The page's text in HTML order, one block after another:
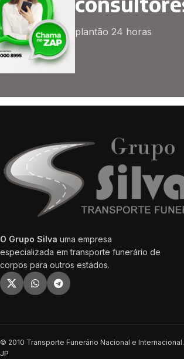
plantão 24 horas
O Grupo Silva uma empresa
especializada em transporte funerário de
corpos para outros estados.
© 2010 Transporte Funerário Nacional e
JP